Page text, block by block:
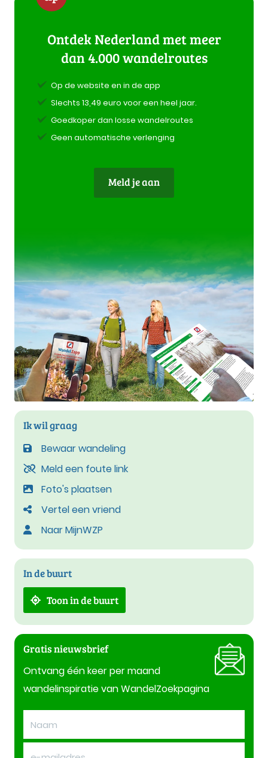
Ontdek Nederland met meer
dan 4.000 wandelroutes
Op de website en in de app
Slechts 13,49 euro voor een heel jaar.
Goedkoper dan losse wandelroutes
Geen automatische verlenging
Meld je aan
Ik wil graag
Bewaar wandeling
Meld een foute link
Foto's plaatsen
Vertel een vriend
Naar MijnWZP
In de buurt
Toon in de buurt
Gratis nieuwsbrief
Ontvang één keer per maand
wandelinspiratie van WandelZoekpagina